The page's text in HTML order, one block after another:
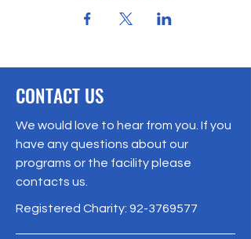
CONTACT US
We would love to hear from you. If you
have any questions about our
programs or the facility please
contacts us.
Registered Charity: 92-3769577